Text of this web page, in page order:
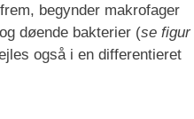
begynder makrofager
døende bakterier (se figur
også i en differentieret